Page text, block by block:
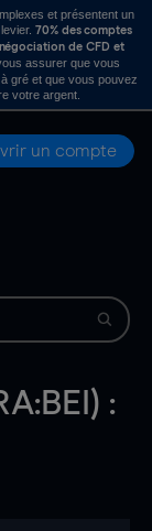
et présentent un
70% des comptes
de CFD et
assurer que vous
gré et que vous pouvez
votre argent.
un compte
: